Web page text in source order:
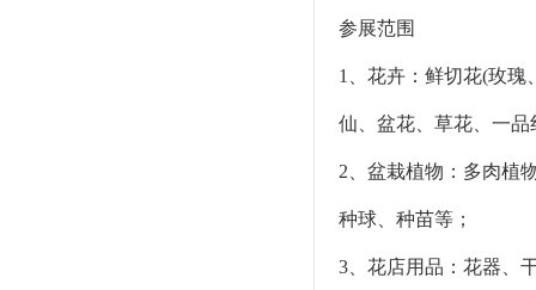
参展范围
1、花卉：鲜切花(玫
仙、盆花、草花、一
2、盆栽植物：多肉植
种球、种苗等；
3、花店用品：花器、